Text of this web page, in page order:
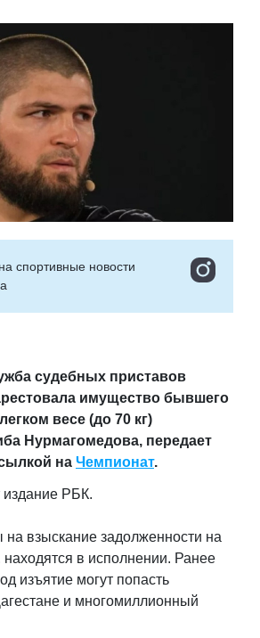
cпортивные новости
судебных приставов
имущество бывшего
весе (до 70 кг)
Нурмагомедова, передает
на Чемпионат.
РБК.
взыскание задолженности на
в исполнении. Ранее
изъятие могут попасть
и многомиллионный